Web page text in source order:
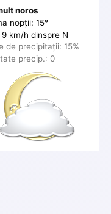
noros
nopții: 15°
9 km/h dinspre N
de precipitații: 15%
precip.: 0